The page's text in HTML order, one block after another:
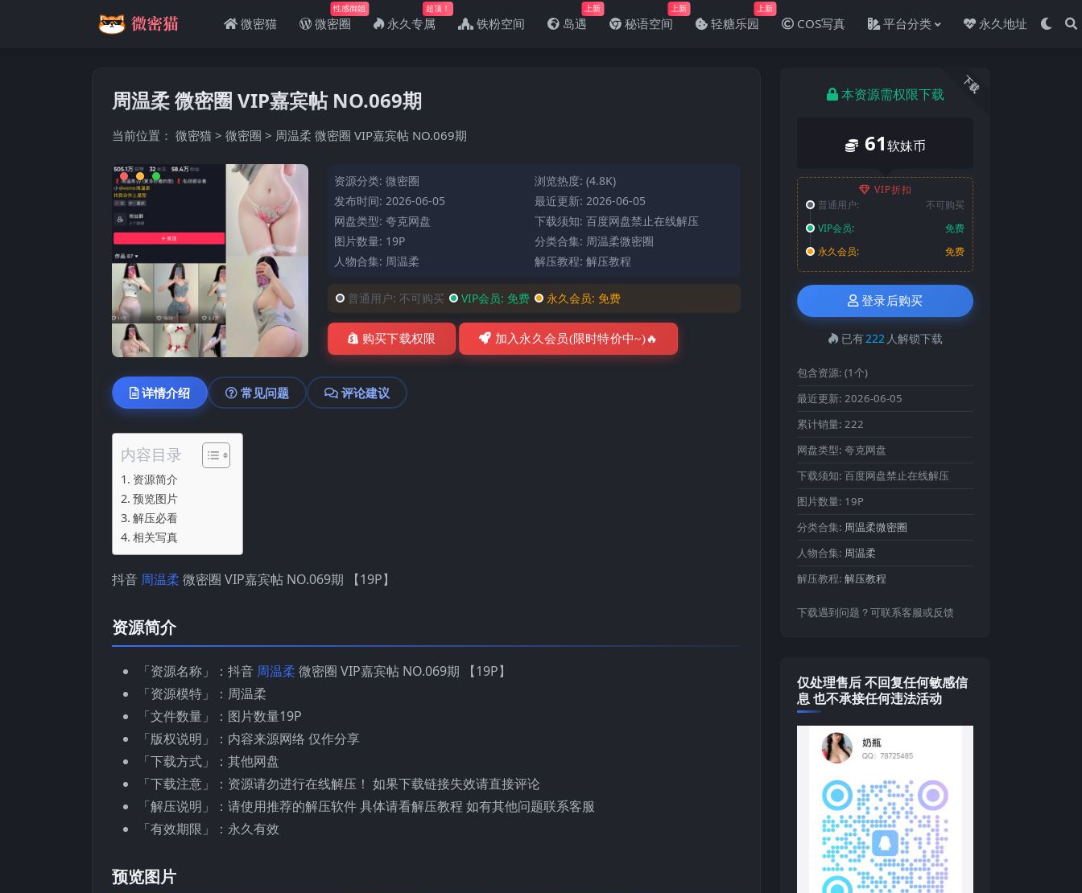
微密猫 微密圈
性感御姐
永久专属
超顶！
铁粉空间 岛遇
上新
秘语空间
上新
轻糖乐园
上新
COS写真 平台分类 永久地址
周温柔 微密圈 VIP嘉宾帖 NO.069期
当前位置： 微密猫 > 微密圈 > 周温柔 微密圈 VIP嘉宾帖 NO.069期
资源分类:微密圈
浏览热度: (4.8K)
发布时间: 2026-06-05
最近更新: 2026-06-05
网盘类型: 夸克网盘
下载须知: 百度网盘禁止在线解压
图片数量: 19P
分类合集: 周温柔微密圈
人物合集: 周温柔 解压教程: 解压教程
普通用户:不可购买 VIP会员: 免费 永久会员:免费
购买下载权限 加入永久会员(限时特价中~)🔥
详情介绍 常见问题 评论建议
内容目录
资源简介
预览图片
解压必看
相关写真
抖音 周温柔 微密圈 VIP嘉宾帖 NO.069期 【19P】
资源简介
「资源名称」：抖音 周温柔 微密圈 VIP嘉宾帖 NO.069期 【19P】
「资源模特」：周温柔
「文件数量」：图片数量19P
「版权说明」：内容来源网络 仅作分享
「下载方式」：其他网盘
「下载注意」：资源请勿进行在线解压！ 如果下载链接失效请直接评论
「解压说明」：请使用推荐的解压软件 具体请看解压教程 如有其他问题联系客服
「有效期限」：永久有效
预览图片
下载
本资源需权限下载
61软妹币
VIP折扣
普通用户:
不可购买
VIP会员:
免费
永久会员:
免费
登录后购买
已有222 人解锁下载
包含资源: (1个)
最近更新: 2026-06-05
累计销量: 222
网盘类型: 夸克网盘
下载须知: 百度网盘禁止在线解压
图片数量: 19P
分类合集: 周温柔微密圈
人物合集: 周温柔
解压教程: 解压教程
下载遇到问题？可联系客服或反馈
仅处理售后 不回复任何敏感信
息 也不承接任何违法活动